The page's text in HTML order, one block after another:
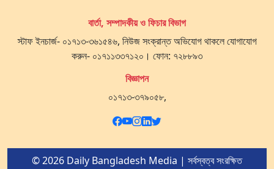
বার্তা, সম্পাদকীয় ও ফিচার বিভাগ
স্টাফ ইনচার্জ- ০১৭১৩-৩৬১৫৪৬, নিউজ সংক্রান্ত অভিযোগ থাকলে যোগাযোগ
করুন- ০১৭১১৩৩৭১২০। ফোন: ৭২৮৮৯৩
বিজ্ঞাপন
০১৭১৩-৩৭৯০৫৮,
© 2026 Daily Bangladesh Media | সর্বস্বত্ব সংরক্ষিত